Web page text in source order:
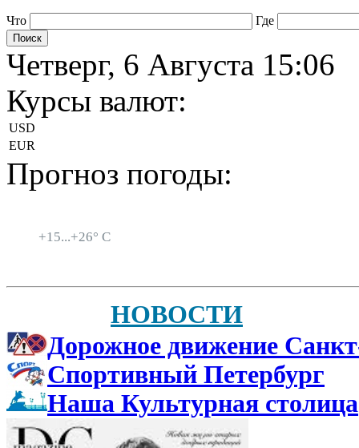
Что Где
Четверг, 6 Августа 15:06
Курсы валют:
USD
EUR
Прогноз погоды:
+15...+26° C
НОВОСТИ
Дорожное движение
Спортивный Петербург
Наша Культурная столица